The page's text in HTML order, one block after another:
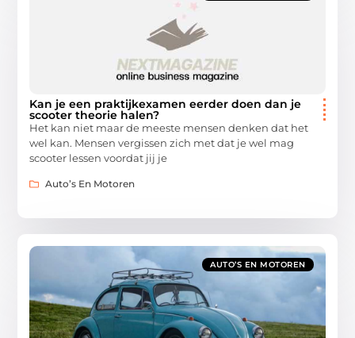
Kan je een praktijkexamen eerder doen dan je
scooter theorie halen?
Het kan niet maar de meeste mensen denken dat het
wel kan. Mensen vergissen zich met dat je wel mag
scooter lessen voordat jij je
Auto’s En Motoren
AUTO’S EN MOTOREN